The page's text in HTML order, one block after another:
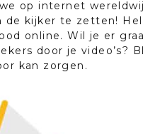
op internet
de kijker te zetten!
online. Wil je er
door je video’s?
kan zorgen.